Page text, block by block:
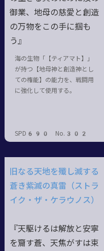
御業、地母の慈愛と創造
の万物をこの手に掴も
う』
海の生物「【ティアマト】」
が持つ【地母神と創造神とし
ての権能】の能力を、戦闘用
に強化して使用する。
SPD690 No.302
旧なる天地を殲し滅する
蒼き紫滅の真雷（ストラ
イク・ザ・ケラウノス）
『天駆けるは解放と安寧
を齎す蒼、天焦がすは束